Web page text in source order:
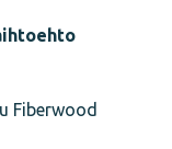
Fiberwood